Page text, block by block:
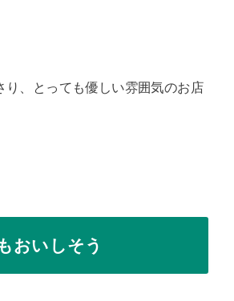
、とっても優しい雰囲気のお店
おいしそう